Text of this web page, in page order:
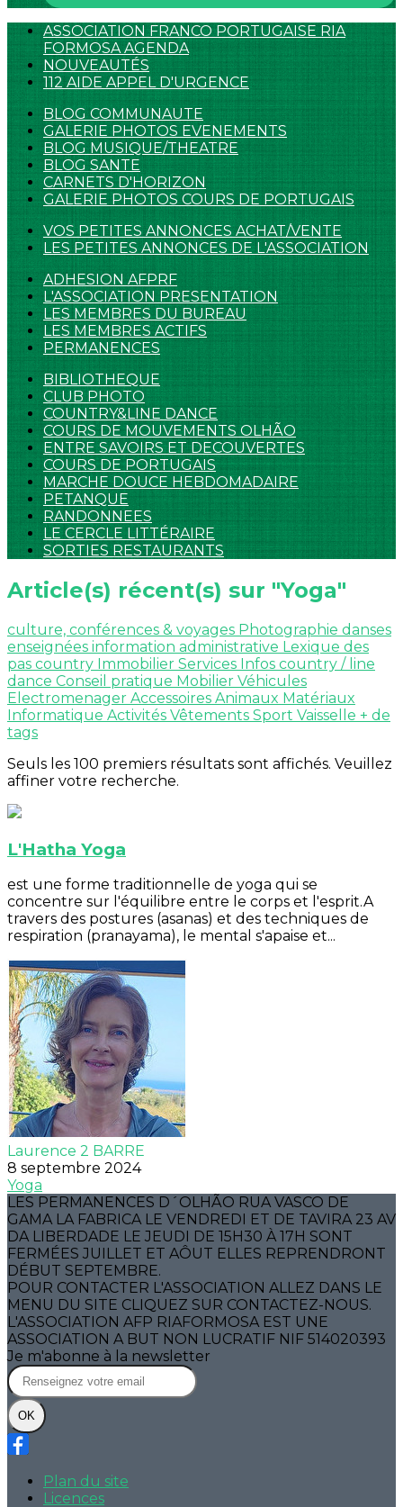
ASSOCIATION FRANCO PORTUGAISE RIA
FORMOSA AGENDA
NOUVEAUTÉS
112 AIDE APPEL D'URGENCE
BLOG COMMUNAUTE
GALERIE PHOTOS EVENEMENTS
BLOG MUSIQUE/THEATRE
BLOG SANTE
CARNETS D'HORIZON
GALERIE PHOTOS COURS DE PORTUGAIS
VOS PETITES ANNONCES ACHAT/VENTE
LES PETITES ANNONCES DE L'ASSOCIATION
ADHESION AFPRF
L'ASSOCIATION PRESENTATION
LES MEMBRES DU BUREAU
LES MEMBRES ACTIFS
PERMANENCES
BIBLIOTHEQUE
CLUB PHOTO
COUNTRY&LINE DANCE
COURS DE MOUVEMENTS OLHÃO
ENTRE SAVOIRS ET DECOUVERTES
COURS DE PORTUGAIS
MARCHE DOUCE HEBDOMADAIRE
PETANQUE
RANDONNEES
LE CERCLE LITTÉRAIRE
SORTIES RESTAURANTS
Article(s) récent(s) sur "Yoga"
culture, conférences & voyages Photographie danses
enseignées information administrative Lexique des
pas country Immobilier Services Infos country / line
dance Conseil pratique Mobilier Véhicules
Electromenager Accessoires Animaux Matériaux
Informatique Activités Vêtements Sport Vaisselle + de
tags
Seuls les 100 premiers résultats sont affichés. Veuillez
affiner votre recherche.
L'Hatha Yoga
est une forme traditionnelle de yoga qui se
concentre sur l'équilibre entre le corps et l'esprit.A
travers des postures (asanas) et des techniques de
respiration (pranayama), le mental s'apaise et...
Laurence 2 BARRE
8 septembre 2024
Yoga
LES PERMANENCES D´OLHÃO RUA VASCO DE
GAMA LA FABRICA LE VENDREDI ET DE TAVIRA 23 AV
DA LIBERDADE LE JEUDI DE 15H30 À 17H SONT
FERMÉES JUILLET ET AÔUT ELLES REPRENDRONT
DÉBUT SEPTEMBRE.
POUR CONTACTER L'ASSOCIATION ALLEZ DANS LE
MENU DU SITE CLIQUEZ SUR CONTACTEZ-NOUS.
L'ASSOCIATION AFP RIAFORMOSA EST UNE
ASSOCIATION A BUT NON LUCRATIF NIF 514020393
Je m'abonne à la newsletter
OK
Plan du site
Licences